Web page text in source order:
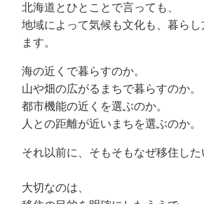
北海道とひとことで言っても、
地域によって気候も文化も、暮ら
ます。
海の近くで暮らすのか。
山や畑の広がるまちで暮らすのか。
都市機能の近くを選ぶのか。
人との距離が近いまちを選ぶのか。
それ以前に、そもそもなぜ移住した
大切なのは、